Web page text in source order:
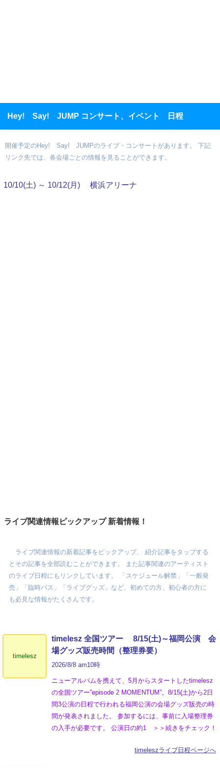
Hey! Say! JUMP コンサート、イベント 日程
開催予定のHey! Say! JUMPのライブ・コンサートがあります。 下記
リンク先では、各会場ごとの情報を見ることができます。
10/10(土) ～ 10/12(月) 横浜アリーナ
ライブ関連情報ピックアップ 新着情報！
ライブ関連情報の新着記事をピックアップ、 紹介記事をタップする
とその記事を全部読むことができます。 また記事関連のアーティスト
のライブ日程にもリンクしています。 「スケジュール解禁」「一般発
売」「臨時バス」「ライブグッズ」など、初めての方、初心者の方に
も必見な情報がたくさんです。
timelesz
timelesz 全国ツアー 8/15(土)～福岡公演 会
場グッズ販売時間（整理券要）
2026/8/8 am10時
ニューアルバムを携えて、5月からスタートしたtimelesz
の全国ツアー”episode 2 MOMENTUM”。8/15(土)から2日
間3公演の日程で行われる福岡公演の会場グッズ販売の時
間が発表されました。 参加するには、事前に入場整理券
の入手が必要です。 公演日の約1 ＞＞続きをチェック！
timeleszライブ日程ページへ